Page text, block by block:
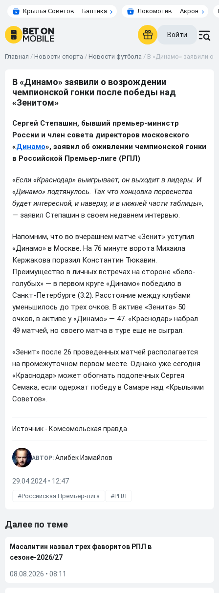
Крылья Советов — Балтика Локомотив — Акрон
Войти
Главная / Новости спорта / Новости футбола / В «Динамо» заявили о
В «Динамо» заявили о возрождении
чемпионской гонки после победы над
«Зенитом»
Сергей Степашин, бывший премьер-министр
России и член совета директоров московского
«Динамо», заявил об оживлении чемпионской гонки
в Российской Премьер-лиге (РПЛ)
«Если «Краснодар» выигрывает, он выходит в лидеры. И
«Динамо» подтянулось. Так что концовка первенства
будет интересной, и наверху, и в нижней части таблицы»,
— заявил Степашин в своем недавнем интервью.
Напомним, что во вчерашнем матче «Зенит» уступил
«Динамо» в Москве. На 76 минуте ворота Михаила
Кержакова поразил Константин Тюкавин.
Преимущество в личных встречах на стороне «бело-
голубых» — в первом круге «Динамо» победило в
Санкт-Петербурге (3:2). Расстояние между клубами
уменьшилось до трех очков. В активе «Зенита» 50
очков, в активе у «Динамо» — 47. «Краснодар» набрал
49 матчей, но своего матча в туре еще не сыграл.
«Зенит» после 26 проведенных матчей располагается
на промежуточном первом месте. Однако уже сегодня
«Краснодар» может обогнать подопечных Сергея
Семака, если одержат победу в Самаре над «Крыльями
Советов».
Источник - Комсомольская правда
АВТОР: Алибек Измайлов
29.04.2024 • 12:47
Российская Премьер-лига РПЛ
Далее по теме
Масалитин назвал трех фаворитов РПЛ в
сезоне-2026/27
08.08.2026 • 08:11